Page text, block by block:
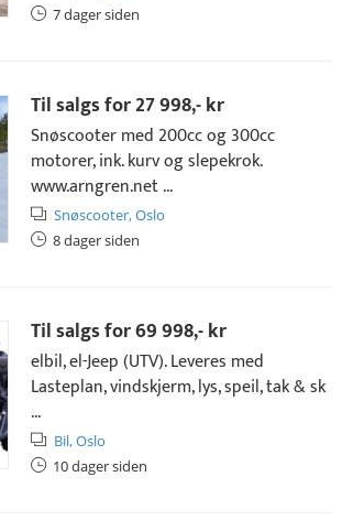
7 dager siden
Til salgs for27 998,- kr
Snøscooter med 200cc og 300cc
motorer, ink. kurv og slepekrok.
www.arngren.net ...
Snøscooter,Oslo
8 dager siden
Til salgs for69 998,- kr
elbil, el-Jeep (UTV). Leveres med
Lasteplan, vindskjerm, lys, speil, tak & sk
...
Bil,Oslo
10 dager siden